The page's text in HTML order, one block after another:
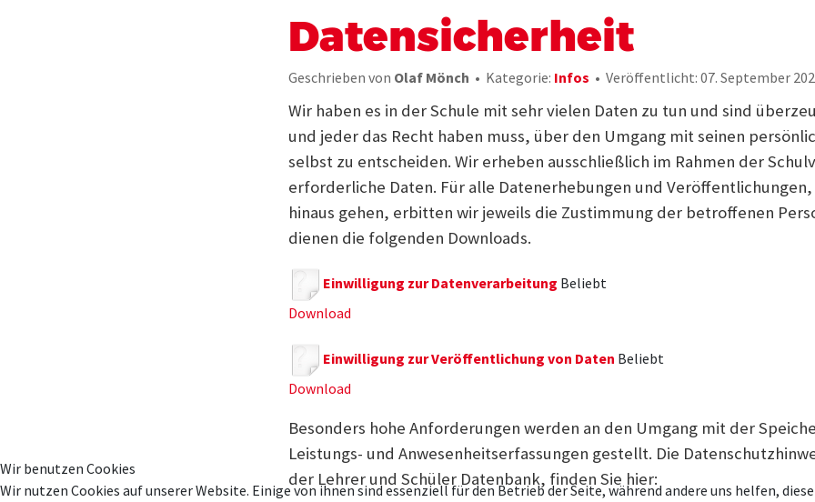
Datensicherheit
Geschrieben von Olaf Mönch Kategorie: Infos Veröffentlicht: 07. September
Wir haben es in der Schule mit sehr vielen Daten zu tun und sind
und jeder das Recht haben muss, über den Umgang mit seinen
selbst zu entscheiden. Wir erheben ausschließlich im Rahmen der
erforderliche Daten. Für alle Datenerhebungen und
hinaus gehen, erbitten wir jeweils die Zustimmung der betroffenen
dienen die folgenden Downloads.
Einwilligung zur Datenverarbeitung Beliebt
Download
Einwilligung zur Veröffentlichung von Daten Beliebt
Download
Besonders hohe Anforderungen werden an den Umgang mit der
Leistungs- und Anwesenheitserfassungen gestellt. Die
der Lehrer und Schüler Datenbank, finden Sie hier:
Wir benutzen Cookies
Wir nutzen Cookies auf unserer Website. Einige von ihnen sind essenziell für den Betrieb der Seite, während andere uns helfen,